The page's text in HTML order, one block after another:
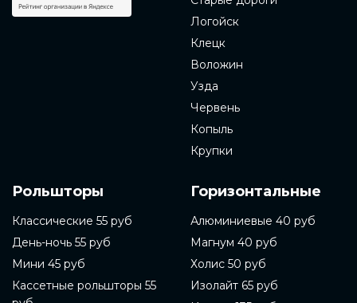
Логойск
Клецк
Воложин
Узда
Червень
Копыль
Крупки
Рольшторы
Классические 55 руб
День-ночь 55 руб
Мини 45 руб
Кассетные рольшторы 55
Горизонтальные
Алюминиевые 40 руб
Магнум 40 руб
Холис 50 руб
Изолайт 65 руб